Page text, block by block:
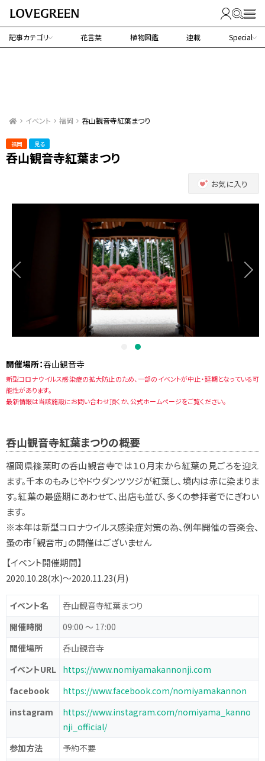
記事カテゴリ 花言葉 植物図鑑 連載 Special
イベント 福岡 呑山観音寺紅葉まつり
福岡 見る
呑山観音寺紅葉まつり
お気に入り
開催場所：呑山観音寺
新型コロナウイルス感染症の拡大防止のため、一部のイベントが中止・延期となっている可
能性があります。
最新情報は当該施設にお問い合わせ頂くか、公式ホームページをご覧ください。
呑山観音寺紅葉まつりの概要
福岡県篠栗町の呑山観音寺では１０月末から紅葉の見ごろを迎え
ます。千本のもみじやドウダンツツジが紅葉し、境内は赤に染まりま
す。紅葉の最盛期にあわせて、出店も並び、多くの参拝者でにぎわい
ます。
※本年は新型コロナウイルス感染症対策の為、例年開催の音楽会、
蚤の市「観音市」の開催はございません
【イベント開催期間】
2020.10.28(水)〜2020.11.23(月)
イベント名
呑山観音寺紅葉まつり
開催時間
09:00 〜 17:00
開催場所
呑山観音寺
イベントURL https://www.nomiyamakannonji.com
facebook
https://www.facebook.com/nomiyamakannon
instagram
https://www.instagram.com/nomiyama_kanno
nji_official/
参加方法
予約不要